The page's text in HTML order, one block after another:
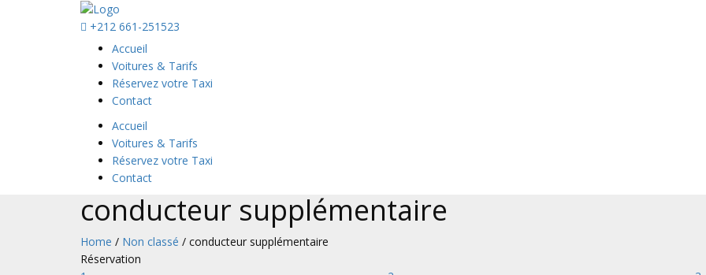
+212 661-251523
Accueil
Voitures & Tarifs
Réservez votre Taxi
Contact
Accueil
Voitures & Tarifs
Réservez votre Taxi
Contact
conducteur supplémentaire
Home / Non classé / conducteur supplémentaire
Réservation